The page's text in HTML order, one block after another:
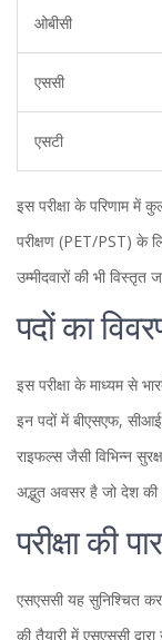
ओबीसी
एससी
एसटी
इस परीक्षा के परिणाम में
परीक्षण (PET/PST) के
उम्मीदवारों की भी विस्तृत
पदों का
इस परीक्षा के माध्यम से
इन पदों में बीएसएफ,
राइफल्स जैसी विभिन्न
अद्भुत अवसर है जो देश की
परीक्षा की
एसएससी यह सुनिश्चित
की तैयारी में एसएससी